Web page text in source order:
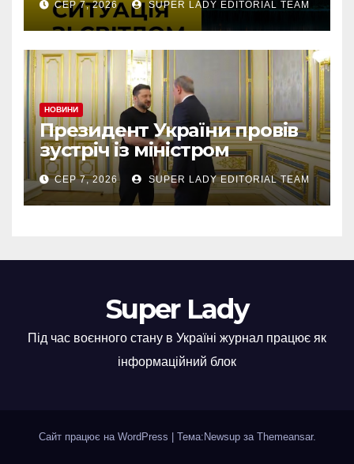
аварію
СЕР 7, 2026 SUPER LADY EDITORIAL TEAM
НОВИНИ
Президент України провів
зустріч із міністром
закордонних справ
Азербайджану Джейхуном
Байрамовим
СЕР 7, 2026 SUPER LADY EDITORIAL TEAM
Super Lady
Під час воєнного стану в Україні журнал працює як
інформаційний блок
Сайт працює на WordPress Тема:Newsup за Themeansar.